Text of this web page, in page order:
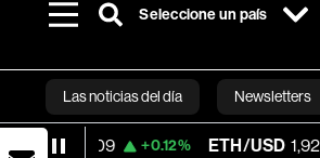
Seleccione un país
Las noticias del día Newsletters
ETH/USD 1,920.03 +0.32%